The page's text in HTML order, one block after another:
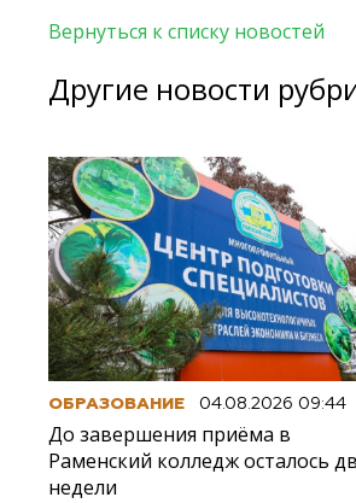
Вернуться к списку новостей
Другие новости
ОБРАЗОВАНИЕ 04.08.2026 09:44
До завершения приёма в
Раменский колледж осталось
недели